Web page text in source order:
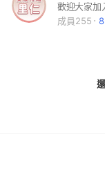
成員255